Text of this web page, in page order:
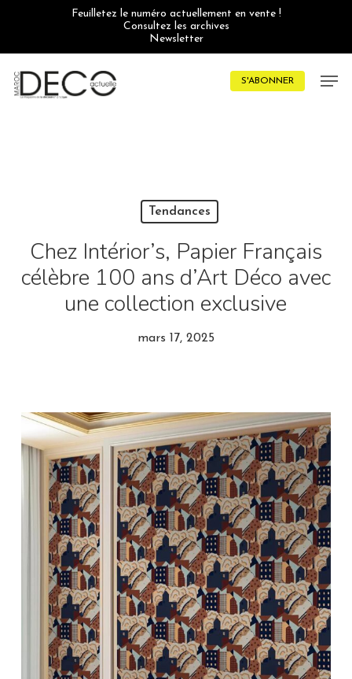
Feuilletez le numéro actuellement en vente !
Consultez les archives
Newsletter
S'ABONNER
Tendances
Chez Intérior’s, Papier Français
célèbre 100 ans d’Art Déco avec
une collection exclusive
mars 17, 2025